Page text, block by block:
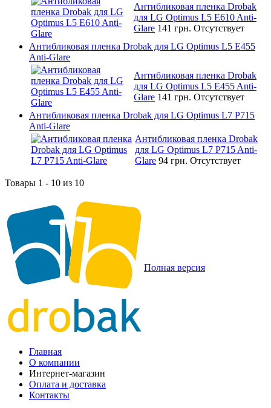
Антибликовая пленка Drobak
для LG Optimus L5 E610 Anti-
Glare 141 грн. Отсутствует
Антибликовая пленка Drobak для LG Optimus L5 E455
Anti-Glare
Антибликовая пленка Drobak
для LG Optimus L5 E455 Anti-
Glare 141 грн. Отсутствует
Антибликовая пленка Drobak для LG Optimus L7 P715
Anti-Glare
Антибликовая пленка Drobak
для LG Optimus L7 P715 Anti-
Glare 94 грн. Отсутствует
Товары 1 - 10 из 10
Полная версия
Главная
О компании
Интернет-магазин
Оплата и доставка
Контакты